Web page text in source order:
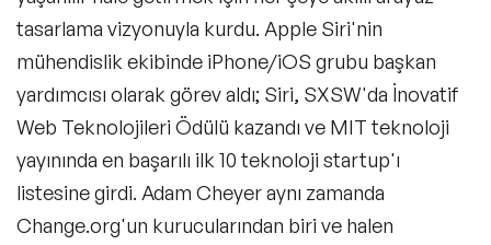
tasarlama vizyonuyla kurdu. Apple Siri'nin
mühendislik ekibinde iPhone/iOS grubu başkan
yardımcısı olarak görev aldı; Siri, SXSW'da İnovatif
Web Teknolojileri Ödülü kazandı ve MIT teknoloji
yayınında en başarılı ilk 10 teknoloji startup'ı
listesine girdi. Adam Cheyer aynı zamanda
Change.org'un kurucularından biri ve halen
Gastronomi Konuşmacıları
E-Ticaret Konuşmacıları
Metaverse ve Web 3.0 Konuşmacıları
KVKK Konuşmacıları
NFT ve Sanat Konuşmacıları